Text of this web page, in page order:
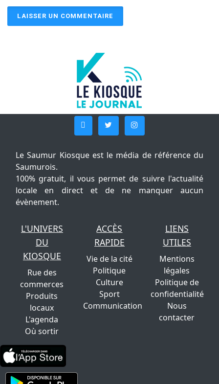
Le Saumur Kiosque est le média de référence du
Saumurois.
100% gratuit, il vous permet de suivre l'actualité
locale en direct et de ne manquer aucun
évènement.
L'UNIVERS
DU
KIOSQUE
Rue des
commerces
Produits
locaux
L'agenda
Où sortir
ACCÈS
RAPIDE
Vie de la cité
Politique
Culture
Sport
Communication
LIENS
UTILES
Mentions
légales
Politique de
confidentialité
Nous
contacter